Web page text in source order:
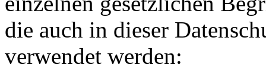
die auch in dieser
verwendet werden: